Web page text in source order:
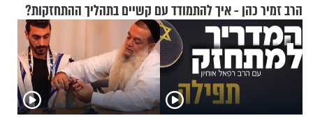
הרב זמיר כהן - איך להתמודד עם קשיים בתהליך ההתחזקות?